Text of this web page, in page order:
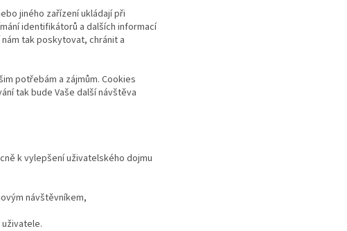
jiného zařízení ukládají při
identifikátorů a dalších informací
tak poskytovat, chránit a
potřebám a zájmům. Cookies
tak bude Vaše další návštěva
k vylepšení uživatelského dojmu
návštěvníkem,